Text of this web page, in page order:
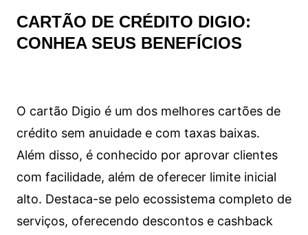
CARTÃO DE CRÉDITO DIGIO:
CONHEA SEUS BENEFÍCIOS
O cartão Digio é um dos melhores cartões de
crédito sem anuidade e com taxas baixas.
Além disso, é conhecido por aprovar clientes
com facilidade, além de oferecer limite inicial
alto. Destaca-se pelo ecossistema completo de
serviços, oferecendo descontos e cashback